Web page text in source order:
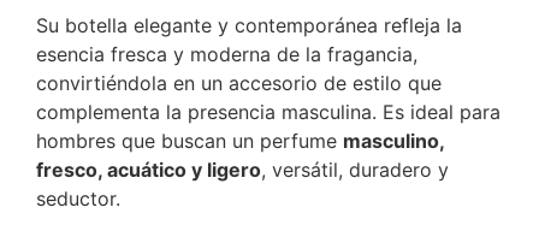
Su botella elegante y contemporánea refleja la
esencia fresca y moderna de la fragancia,
convirtiéndola en un accesorio de estilo que
complementa la presencia masculina. Es ideal para
hombres que buscan un perfume masculino,
fresco, acuático y ligero, versátil, duradero y
seductor.